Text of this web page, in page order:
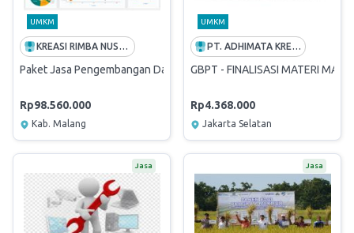
UMKM
KREASI RIMBA NUSANTARA
Paket Jasa Pengembangan Dashboard Monitoring KPI
Rp98.560.000
Kab. Malang
UMKM
PT. ADHIMATA KREATIF INDONESIA
GBPT - FINALISASI MATERI
Rp4.368.000
Jakarta Selatan
Jasa Jasa